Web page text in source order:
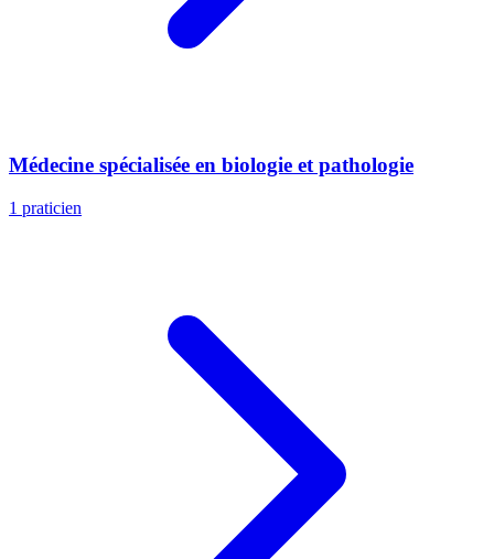
Médecine spécialisée en biologie et pathologie
1 praticien